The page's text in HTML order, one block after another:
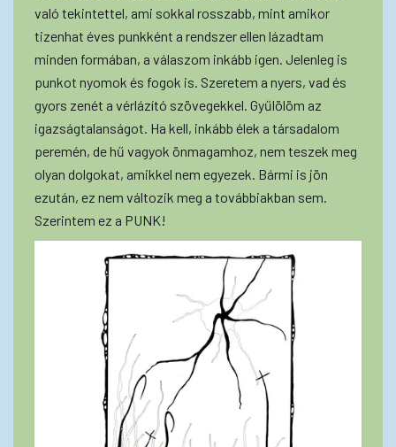
való tekintettel, ami sokkal rosszabb, mint amikor
tizenhat éves punkként a rendszer ellen lázadtam
minden formában, a válaszom inkább igen. Jelenleg is
punkot nyomok és fogok is. Szeretem a nyers, vad és
gyors zenét a vérlázító szövegekkel. Gyűlölöm az
igazságtalanságot. Ha kell, inkább élek a társadalom
peremén, de hű vagyok önmagamhoz, nem teszek meg
olyan dolgokat, amikkel nem egyezek. Bármi is jön
ezután, ez nem változik meg a továbbiakban sem.
Szerintem ez a PUNK!